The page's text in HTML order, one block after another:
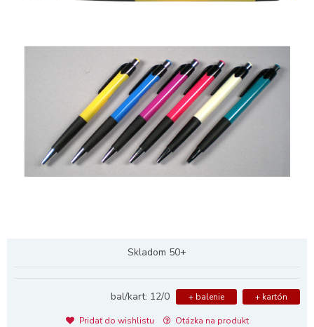
Skladom 50+
bal/kart: 12/0 + balenie + kartón
Pridať do wishlistu Otázka na produkt